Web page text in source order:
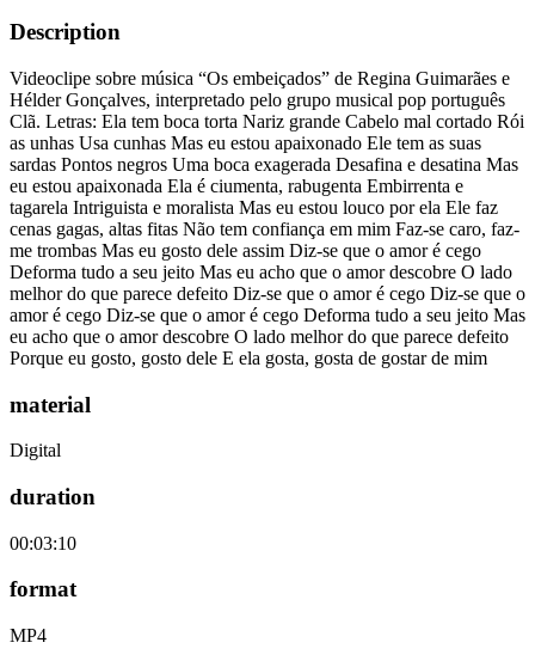
Description
Videoclipe sobre música “Os embeiçados” de Regina Guimarães e
Hélder Gonçalves, interpretado pelo grupo musical pop português
Clã. Letras: Ela tem boca torta Nariz grande Cabelo mal cortado Rói
as unhas Usa cunhas Mas eu estou apaixonado Ele tem as suas
sardas Pontos negros Uma boca exagerada Desafina e desatina Mas
eu estou apaixonada Ela é ciumenta, rabugenta Embirrenta e
tagarela Intriguista e moralista Mas eu estou louco por ela Ele faz
cenas gagas, altas fitas Não tem confiança em mim Faz-se caro, faz-
me trombas Mas eu gosto dele assim Diz-se que o amor é cego
Deforma tudo a seu jeito Mas eu acho que o amor descobre O lado
melhor do que parece defeito Diz-se que o amor é cego Diz-se que o
amor é cego Diz-se que o amor é cego Deforma tudo a seu jeito Mas
eu acho que o amor descobre O lado melhor do que parece defeito
Porque eu gosto, gosto dele E ela gosta, gosta de gostar de mim
material
Digital
duration
00:03:10
format
MP4